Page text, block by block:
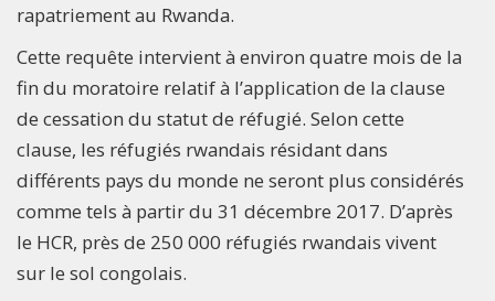
rapatriement au Rwanda.
Cette requête intervient à environ quatre mois de la
fin du moratoire relatif à l’application de la clause
de cessation du statut de réfugié. Selon cette
clause, les réfugiés rwandais résidant dans
différents pays du monde ne seront plus considérés
comme tels à partir du 31 décembre 2017. D’après
le HCR, près de 250 000 réfugiés rwandais vivent
sur le sol congolais.